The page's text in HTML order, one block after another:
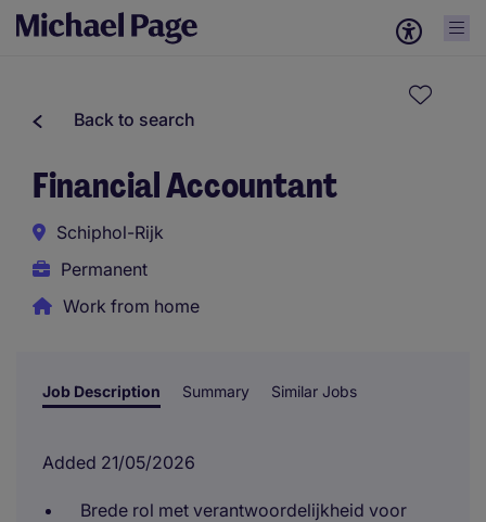
Back to search
Financial Accountant
Schiphol-Rijk
Permanent
Work from home
Job Description Summary Similar Jobs
Added 21/05/2026
Brede rol met verantwoordelijkheid voor